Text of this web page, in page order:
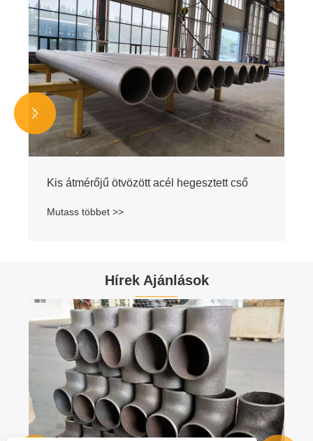
Kis átmérőjű ötvözött acél hegesztett cső
Mutass többet >>


Hírek Ajánlások